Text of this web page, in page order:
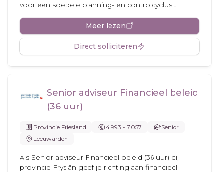
voor een soepele planning- en controlcyclus....
Meer lezen
Direct solliciteren
Senior adviseur Financieel beleid
(36 uur)
Provincie Friesland 4.993 - 7.057
Senior
Leeuwarden
Als Senior adviseur Financieel beleid (36 uur) bij
provincie Fryslân geef je richting aan financieel